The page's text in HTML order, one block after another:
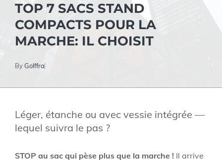
TOP 7 SACS STAND
COMPACTS POUR LA
MARCHE: IL CHOISIT
ByGolffra
Léger, étanche ou avec vessie intégrée —
lequel suivra le pas ?
STOP au sac qui pèse plus que la marche ! Il arrive